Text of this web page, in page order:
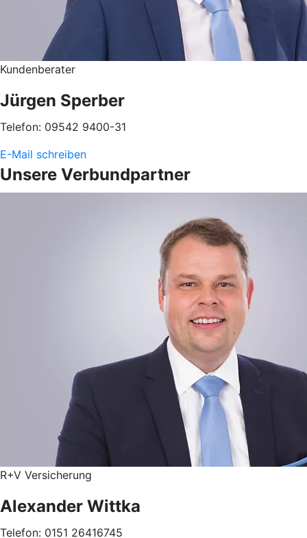
Kundenberater
Jürgen Sperber
Telefon: 09542 9400-31
E-Mail schreiben
Unsere Verbundpartner
R+V Versicherung
Alexander Wittka
Telefon: 0151 26416745